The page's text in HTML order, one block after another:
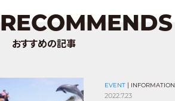
RECOMMENDS
おすすめの記事
EVENT INFORMATION
2022.7.23